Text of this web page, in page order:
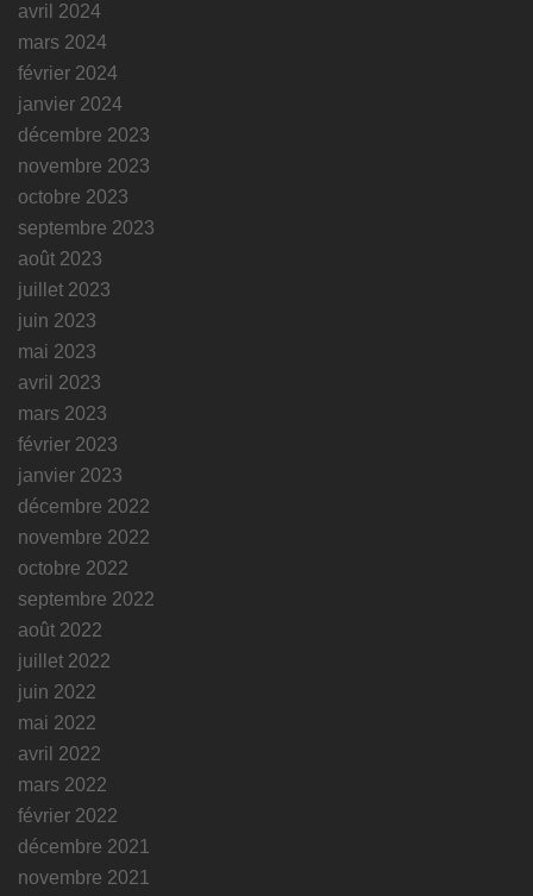
avril 2024
mars 2024
février 2024
janvier 2024
décembre 2023
novembre 2023
octobre 2023
septembre 2023
août 2023
juillet 2023
juin 2023
mai 2023
avril 2023
mars 2023
février 2023
janvier 2023
décembre 2022
novembre 2022
octobre 2022
septembre 2022
août 2022
juillet 2022
juin 2022
mai 2022
avril 2022
mars 2022
février 2022
décembre 2021
novembre 2021